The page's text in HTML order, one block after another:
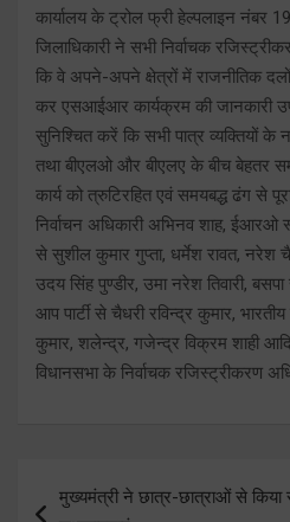
कार्यालय के ट्रोल फ्री हेल्पलाइन नंबर
जिलाधिकारी ने सभी निर्वाचक
कि वे अपने-अपने क्षेत्रों में राजनीतिक
कर एसआईआर कार्यक्रम की जानकारी
सुनिश्चित करें कि सभी पात्र व्यक्तियों के
तथा बीएलओ और बीएलए के बीच बेहतर
कार्य को त्रुटिरहित एवं समयबद्ध ढंग से
निर्वाचन अधिकारी अभिनव शाह, ईआरओ
से सुशील कुमार गुप्ता, धर्मेश रावत, नरेश
उदय सिंह पुण्डीर, उमा नरेश तिवारी,
आप पार्टी से चैधरी रविन्द्र कुमार,
कुमार, शलेन्द्र, गजेन्द्र विक्रम शाही
विधानसभा के निर्वाचक रजिस्ट्रीकरण
navigation
मुख्यमंत्री ने छात्र-छात्राओं से किया